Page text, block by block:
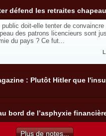
défend les retraites chapeau
doit-elle tenter de
des patrons licencieurs sont
du pays ? Ce fut...
: Plutôt Hitler que
bord de l’asphyxie
Plus de notes...